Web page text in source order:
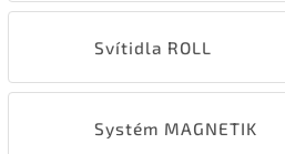
Svítidla ROLL
Systém MAGNETIK